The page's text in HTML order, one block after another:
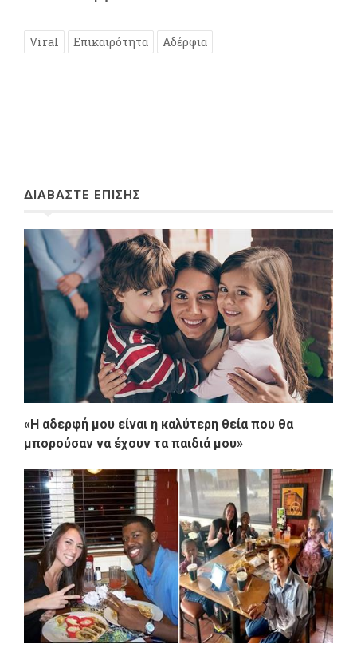
Viral Επικαιρότητα Αδέρφια
ΔΙΑΒΑΣΤΕ ΕΠΙΣΗΣ
«Η αδερφή μου είναι η καλύτερη θεία που θα
μπορούσαν να έχουν τα παιδιά μου»